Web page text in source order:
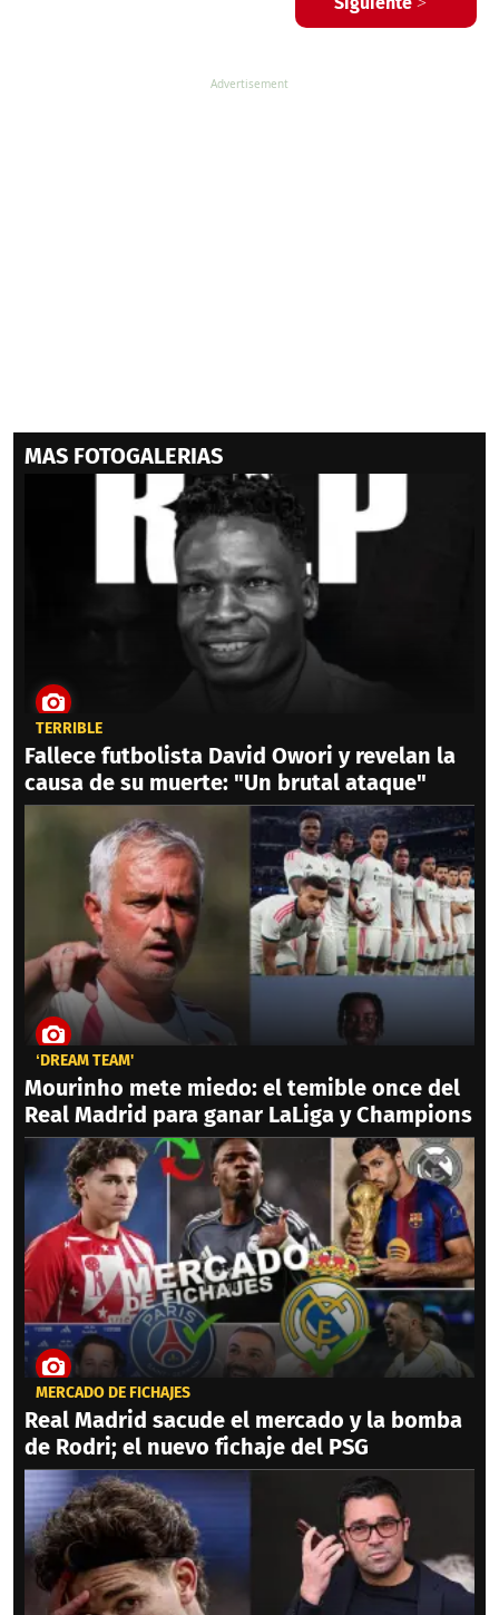
MAS FOTOGALERIAS
TERRIBLE
Fallece futbolista David Owori y revelan la
causa de su muerte: "Un brutal ataque"
‘DREAM TEAM'
Mourinho mete miedo: el temible once del
Real Madrid para ganar LaLiga y Champions
MERCADO DE FICHAJES
Real Madrid sacude el mercado y la bomba
de Rodri; el nuevo fichaje del PSG